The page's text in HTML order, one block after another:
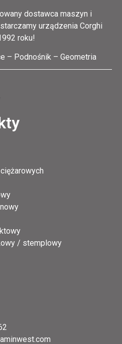
dostawca maszyn i
urządzenia Corghi
roku!
– Podnośnik – Geometria
/ stemplowy